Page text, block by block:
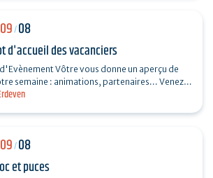
09/08
d'accueil des vacanciers
Vôtre vous donne un aperçu de
semaine : animations, partenaires... Venez
le plein de bons plans ! Ils vous feront
09/08
et puces